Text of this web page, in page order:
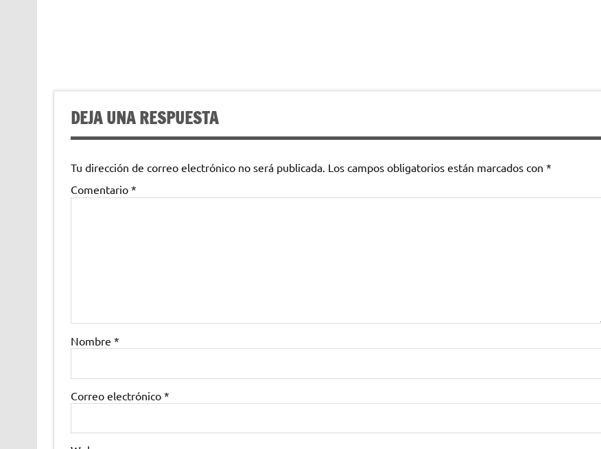
DEJA UNA RESPUESTA
Tu dirección de correo electrónico no será publicada. Los campos obligatorios están marcados con *
Comentario *
Nombre *
Correo electrónico *